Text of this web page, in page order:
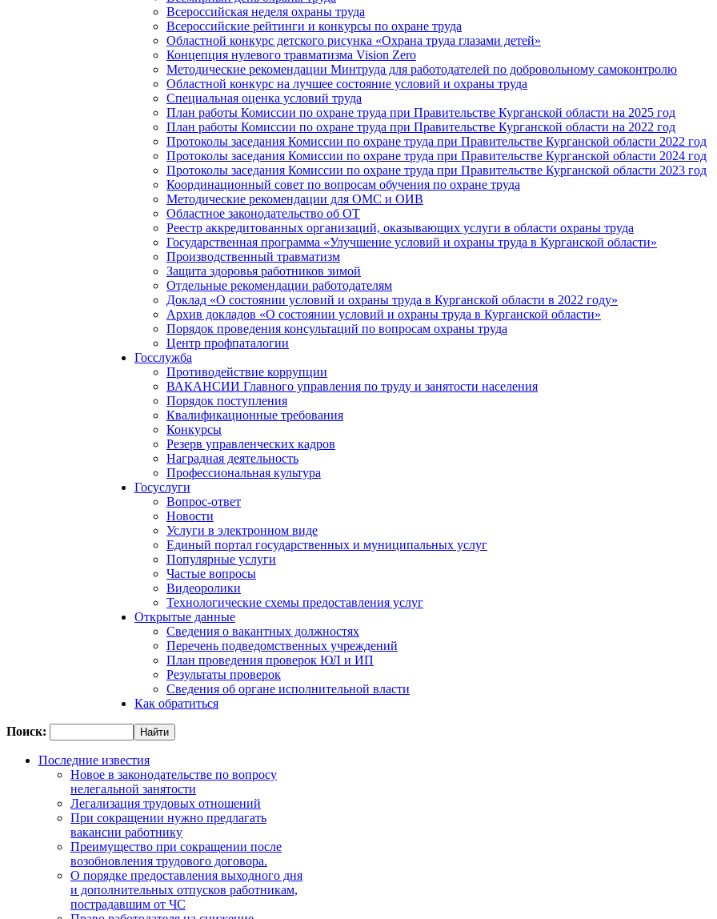
Всероссийская неделя охраны труда
Всероссийские рейтинги и конкурсы по охране труда
Областной конкурс детского рисунка «Охрана труда глазами детей»
Концепция нулевого травматизма Vision Zero
Методические рекомендации Минтруда для работодателей по добровольному самоконтролю
Областной конкурс на лучшее состояние условий и охраны труда
Специальная оценка условий труда
План работы Комиссии по охране труда при Правительстве Курганской области на 2025 год
План работы Комиссии по охране труда при Правительстве Курганской области на 2022 год
Протоколы заседания Комиссии по охране труда при Правительстве Курганской области 2022 год
Протоколы заседания Комиссии по охране труда при Правительстве Курганской области 2024 год
Протоколы заседания Комиссии по охране труда при Правительстве Курганской области 2023 год
Координационный совет по вопросам обучения по охране труда
Методические рекомендации для ОМС и ОИВ
Областное законодательство об ОТ
Реестр аккредитованных организаций, оказывающих услуги в области охраны труда
Государственная программа «Улучшение условий и охраны труда в Курганской области»
Производственный травматизм
Защита здоровья работников зимой
Отдельные рекомендации работодателям
Доклад «О состоянии условий и охраны труда в Курганской области в 2022 году»
Архив докладов «О состоянии условий и охраны труда в Курганской области»
Порядок проведения консультаций по вопросам охраны труда
Центр профпаталогии
Госслужба
Противодействие коррупции
ВАКАНСИИ Главного управления по труду и занятости населения
Порядок поступления
Квалификационные требования
Конкурсы
Резерв управленческих кадров
Наградная деятельность
Профессиональная культура
Госуслуги
Вопрос-ответ
Новости
Услуги в электронном виде
Единый портал государственных и муниципальных услуг
Популярные услуги
Частые вопросы
Видеоролики
Технологические схемы предоставления услуг
Открытые данные
Сведения о вакантных должностях
Перечень подведомственных учреждений
План проведения проверок ЮЛ и ИП
Результаты проверок
Сведения об органе исполнительной власти
Как обратиться
Поиск:
Последние известия
Новое в законодательстве по вопросу
нелегальной занятости
Легализация трудовых отношений
При сокращении нужно предлагать
вакансии работнику
Преимущество при сокращении после
возобновления трудового договора.
О порядке предоставления выходного дня
и дополнительных отпусков работникам,
пострадавшим от ЧС